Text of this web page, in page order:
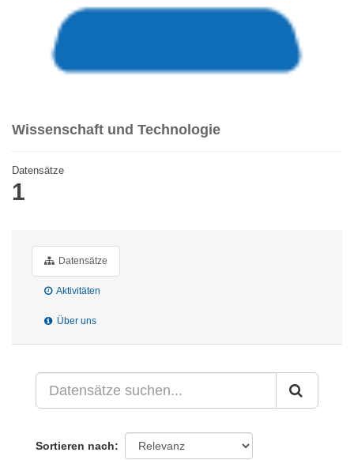
Wissenschaft und Technologie
Datensätze
1
Datensätze
Aktivitäten
Über uns
Sortieren nach